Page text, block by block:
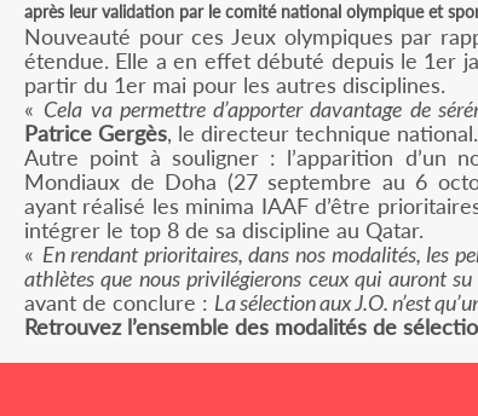
après leur validation par le comité national olympique et
Nouveauté pour ces Jeux olympiques par
étendue. Elle a en effet débuté depuis le 1er
partir du 1er mai pour les autres disciplines.
« Cela va permettre d’apporter davantage de
Patrice Gergès, le directeur technique national.
Autre point à souligner : l’apparition d’un
Mondiaux de Doha (27 septembre au 6
ayant réalisé les minima IAAF d’être
intégrer le top 8 de sa discipline au Qatar.
« En rendant prioritaires, dans nos modalités, les
athlètes que nous privilégierons ceux qui auront
avant de conclure : La sélection aux J.O. n’est
Retrouvez l’ensemble des modalités de